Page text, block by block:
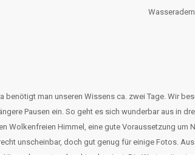
benötigt man unseren Wissens ca. zwei Tage. Wir
Pausen ein. So geht es sich wunderbar aus in
Wolkenfreien Himmel, eine gute Voraussetzung
unscheinbar, doch gut genug für einige Fotos.